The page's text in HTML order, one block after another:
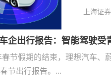
上海证
企出行报告：智能驾驶受
春节假期的结束，理想汽车、
节出行报告。...